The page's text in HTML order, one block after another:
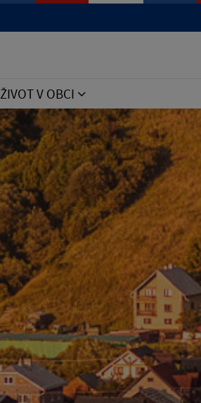
ŽIVOT V OBCI